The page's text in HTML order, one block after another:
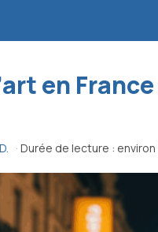
en
· Durée de lecture :